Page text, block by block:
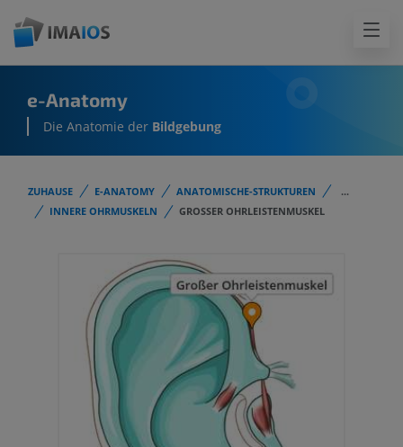
e-Anatomy
Die Anatomie der Bildgebung
ZUHAUSE E-ANATOMY ANATOMISCHE-STRUKTUREN
...
INNERE OHRMUSKELN
GROSSER OHRLEISTENMUSKEL